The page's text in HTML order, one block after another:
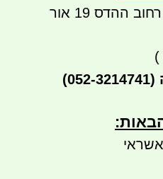
ניתן לבצע איסוף עצמי - רחוב ההדס 19 אור
)
(052-3214741)